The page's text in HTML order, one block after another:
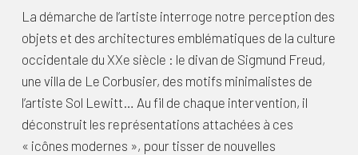
La démarche de l’artiste interroge notre perception des
objets et des architectures emblématiques de la culture
occidentale du XXe siècle : le divan de Sigmund Freud,
une villa de Le Corbusier, des motifs minimalistes de
l’artiste Sol Lewitt… Au fil de chaque intervention, il
déconstruit les représentations attachées à ces
« icônes modernes », pour tisser de nouvelles